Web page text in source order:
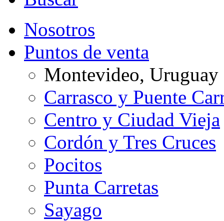
Nosotros
Puntos de venta
Montevideo, Uruguay
Carrasco y Puente
Centro y Ciudad Vieja
Cordón y Tres Cruces
Pocitos
Punta Carretas
Sayago